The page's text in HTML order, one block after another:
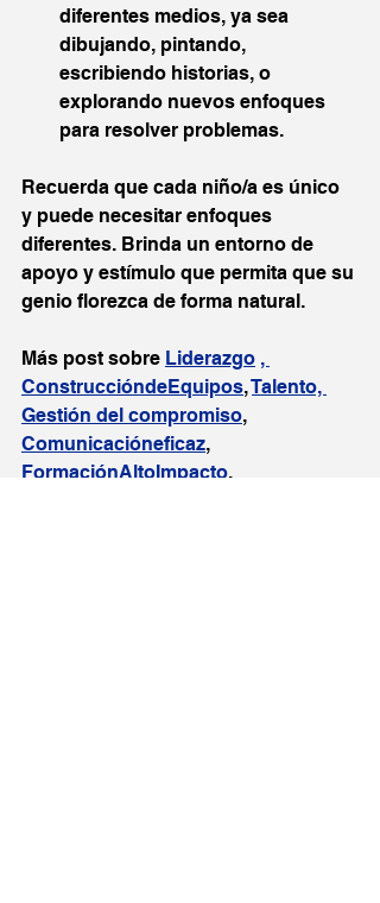
diferentes medios, ya sea
dibujando, pintando,
escribiendo historias, o
explorando nuevos enfoques
para resolver problemas.
Recuerda que cada niño/a es único
y puede necesitar enfoques
diferentes. Brinda un entorno de
apoyo y estímulo que permita que su
genio florezca de forma natural.
Más post sobre Liderazgo ,
ConstruccióndeEquipos, Talento,
Gestión del compromiso,
Comunicacióneficaz,
FormaciónAltoImpacto,